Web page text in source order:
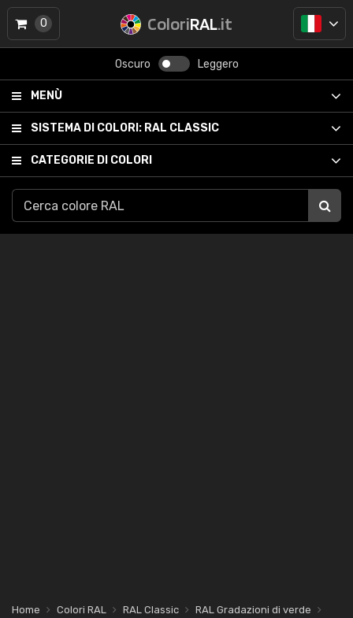
ColoriRAL.it
Oscuro Leggero
MENÙ
SISTEMA DI COLORI: RAL CLASSIC
CATEGORIE DI COLORI
0
Home Colori RAL RAL Classic
RAL Gradazioni di verde